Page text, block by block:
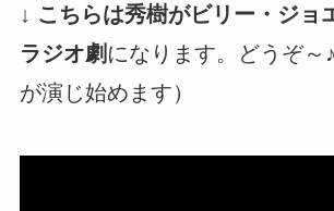
↓ こちらは秀樹がビリー・ジョ
ラジオ劇 になります。どうぞ～
が演じ始めます）